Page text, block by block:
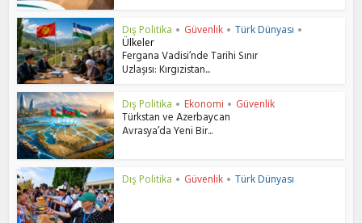
Dış Politika • Güvenlik • Türk Dünyası •
Ülkeler
Fergana Vadisi’nde Tarihi Sınır
Uzlaşısı: Kırgızistan...
Dış Politika • Ekonomi • Güvenlik
Türkstan ve Azerbaycan
Avrasya’da Yeni Bir...
Dış Politika • Güvenlik • Türk Dünyası